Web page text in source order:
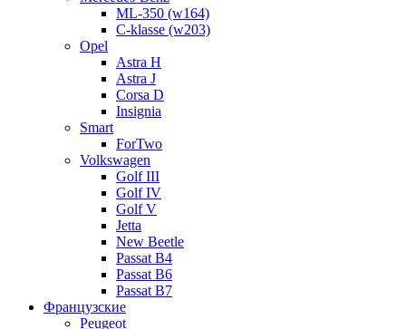
ML-350 (w164)
C-klasse (w203)
Opel
Astra H
Astra J
Corsa D
Insignia
Smart
ForTwo
Volkswagen
Golf III
Golf IV
Golf V
Jetta
New Beetle
Passat B4
Passat B6
Passat B7
Французские
Peugeot